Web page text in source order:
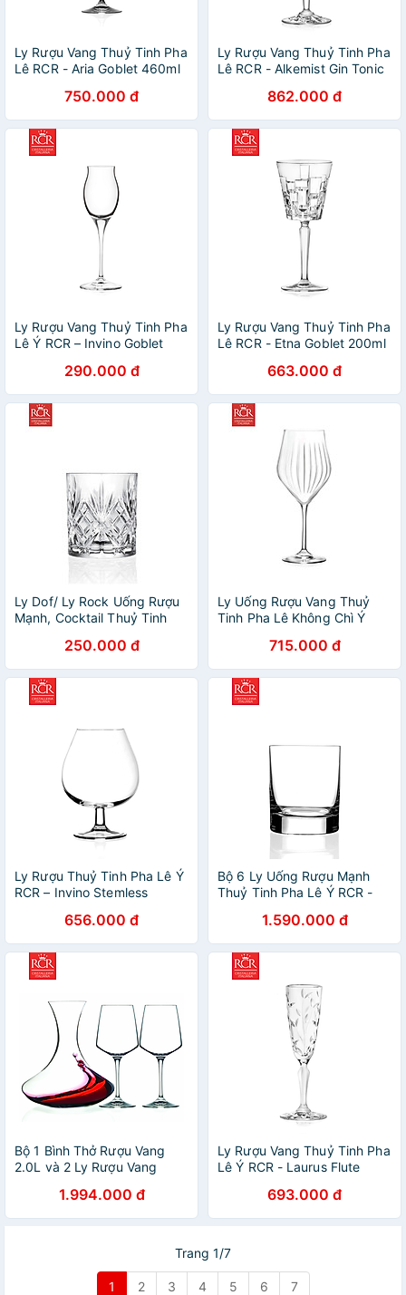
Ly Rượu Vang Thuỷ Tinh Pha
Lê RCR - Aria Goblet 460ml
750.000 đ
Ly Rượu Vang Thuỷ Tinh Pha
Lê RCR - Alkemist Gin Tonic
862.000 đ
Ly Rượu Vang Thuỷ Tinh Pha
Lê Ý RCR – Invino Goblet
290.000 đ
Ly Rượu Vang Thuỷ Tinh Pha
Lê RCR - Etna Goblet 200ml
663.000 đ
Ly Dof/ Ly Rock Uống Rượu
Mạnh, Cocktail Thuỷ Tinh
Crystal – Melodia Dof
Tumbler 240ml
250.000 đ
Ly Uống Rượu Vang Thuỷ
Tinh Pha Lê Không Chì Ý
Timeless Wine Glass 550 ml
715.000 đ
Ly Rượu Thuỷ Tinh Pha Lê Ý
RCR – Invino Stemless
656.000 đ
Bộ 6 Ly Uống Rượu Mạnh
Thuỷ Tinh Pha Lê Ý RCR -
1.590.000 đ
Bộ 1 Bình Thở Rượu Vang
2.0L và 2 Ly Rượu Vang
RCR - Aria Set 3pcs
1.994.000 đ
Ly Rượu Vang Thuỷ Tinh Pha
Lê Ý RCR - Laurus Flute
693.000 đ
Trang 1/7
1 2 3 4 5 6 7